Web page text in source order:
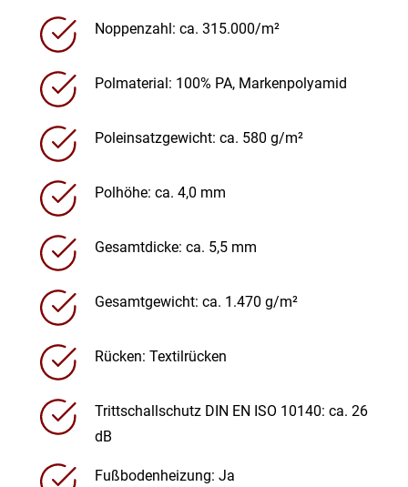
Noppenzahl: ca. 315.000/m²
Polmaterial: 100% PA, Markenpolyamid
Poleinsatzgewicht: ca. 580 g/m²
Polhöhe: ca. 4,0 mm
Gesamtdicke: ca. 5,5 mm
Gesamtgewicht: ca. 1.470 g/m²
Rücken: Textilrücken
Trittschallschutz DIN EN ISO 10140: ca. 26
dB
Fußbodenheizung: Ja